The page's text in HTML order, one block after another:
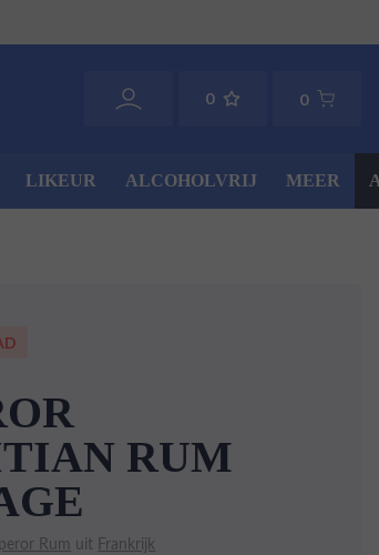
0 0
LIKEUR ALCOHOLVRIJ MEER
RUM
Rum uit Frankrijk